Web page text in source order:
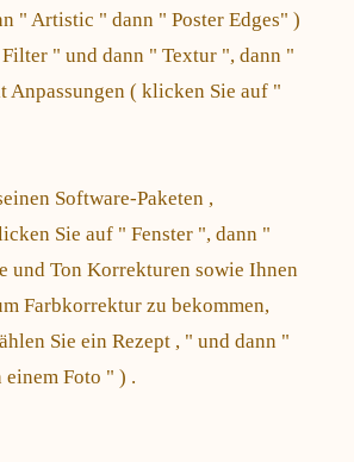
" Artistic " dann " Poster Edges" )
" und dann " Textur ", dann "
Anpassungen ( klicken Sie auf "
Software-Paketen ,
Sie auf " Fenster ", dann "
und Ton Korrekturen sowie Ihnen
Farbkorrektur zu bekommen,
Sie ein Rezept , " und dann "
Foto " ) .